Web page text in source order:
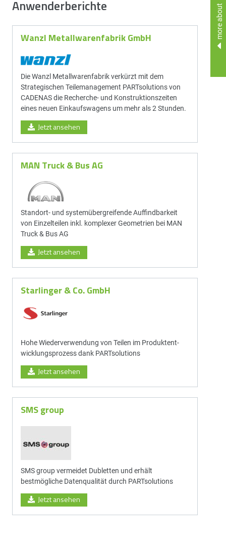
more about
Anwenderberichte
Wanzl Metallwarenfabrik GmbH
Die Wanzl Metallwarenfabrik verkürzt mit dem
Strategischen Teilemanagement PARTsolutions von
CADENAS die Recherche- und Konstruktionszeiten
eines neuen Einkaufswagens um mehr als 2 Stunden.
Jetzt ansehen
MAN Truck & Bus AG
Standort- und system­über­greif­ende Auf­find­bar­keit
von Einzel­teilen inkl. komplexer Geometrien bei MAN
Truck & Bus AG
Jetzt ansehen
Starlinger & Co. GmbH
Hohe Wieder­ver­wen­dung von Teilen im Produkt­ent­
wick­lungs­prozess dank PARTsolutions
Jetzt ansehen
SMS group
SMS group vermeidet Dubletten und erhält
bestmögliche Datenqualität durch PARTsolutions
Jetzt ansehen